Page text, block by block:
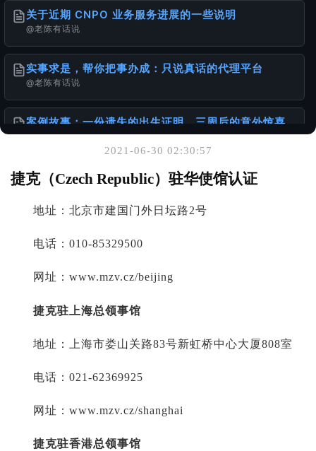
关于近期 CNPO 业务服务进展的一些说明
@老陈有话说
实事求是，帮你把事办成：只说真话的代理平台
@老陈有话说
案例故事：一份遗失的出生证明，三周后的意外惊喜
@老陈有话说
你可能也喜欢
@老陈有话说
一张单程证，从赴港到移民的故事
港台身份办理国内的无犯罪公证书
@样本库
2021-06-30 02:30:57
捷克（Czech Republic）驻华使馆认证
地址：北京市建国门外日坛路2号
电话：010-85329500
网址：www.mzv.cz/beijing
捷克驻上海总领事馆
地址：上海市娄山关路83号新虹桥中心大厦808室
电话：021-62369925
网址：www.mzv.cz/shanghai
捷克驻香港总领事馆